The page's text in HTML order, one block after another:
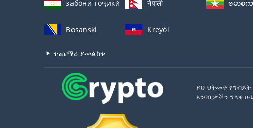
забо́ни тоҷикӣ́ नेपाली ဗမာစ
Bosanski Kreyòl
ተጨማሪ ይመልከቱ
ይህ ህትመት
አንባቢዎችን ግላዊ